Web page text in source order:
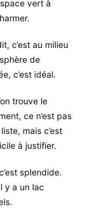
vert à
c’est au milieu
de
c’est idéal.
trouve le
ce n’est pas
mais c’est
à justifier.
splendide.
y a un lac